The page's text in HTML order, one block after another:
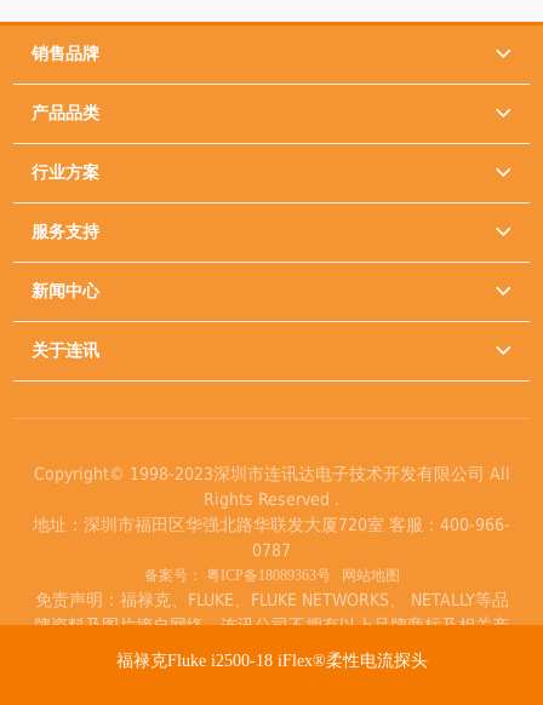
福禄克Fluke i2500-18 iFlex®柔性电流探头
销售品牌 
产品品类 
行业方案 
服务支持 
新闻中心 
关于连讯 
Copyright© 1998-2023深圳市连讯达电子技术开发有限公司 All
Rights Reserved .
地址：深圳市福田区华强北路华联发大厦720室 客服：400-966-
0787
备案号： 粤ICP备18089363号 网站地图
免责声明：福禄克、FLUKE、FLUKE NETWORKS、 NETALLY等品
牌资料及图片摘自网络，连讯公司不拥有以上品牌商标及相关产
品著作权。